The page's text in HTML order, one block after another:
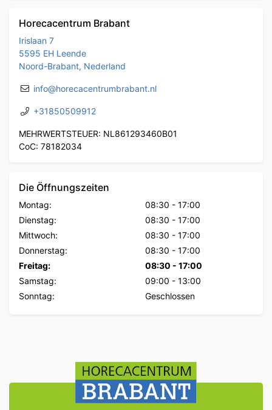
Horecacentrum Brabant
Irislaan 7
5595 EH Leende
Noord-Brabant, Nederland
info@horecacentrumbrabant.nl
+31850509912
MEHRWERTSTEUER: NL861293460B01
CoC: 78182034
Die Öffnungszeiten
Montag: 08:30 - 17:00
Dienstag:
08:30 - 17:00
Mittwoch:
08:30 - 17:00
Donnerstag:
08:30 - 17:00
Freitag:
08:30 - 17:00
Samstag:
09:00 - 13:00
Sonntag:
Geschlossen